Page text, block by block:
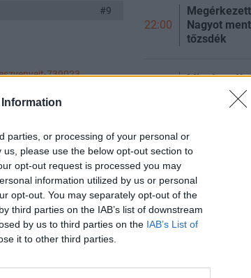
parties, or processing of your personal or
please use the below opt-out section to
opt-out request is processed you may
information utilized by us or personal
opt-out. You may separately opt-out of the
third parties on the IAB’s list of downstream
by us to third parties on the IAB’s List of
it to other third parties.
#9
739023
#10
Válasz erre
#11
a lakásbérbeadóknak
22:00
Nagyot
tőzsdék
ellenőrzés jön
21:33 Nagy
21:31
Váratlan
kimondták,
ideiglenes
Késő este